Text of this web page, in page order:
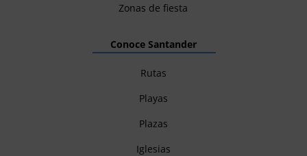
Zonas de fiesta
Conoce Santander
Rutas
Playas
Plazas
Iglesias